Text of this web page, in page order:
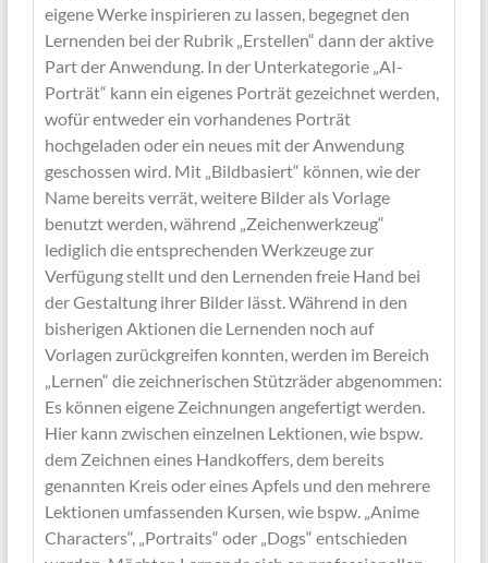
eigene Werke inspirieren zu lassen, begegnet den
Lernenden bei der Rubrik „Erstellen“ dann der aktive
Part der Anwendung. In der Unterkategorie „AI-
Porträt“ kann ein eigenes Porträt gezeichnet werden,
wofür entweder ein vorhandenes Porträt
hochgeladen oder ein neues mit der Anwendung
geschossen wird. Mit „Bildbasiert“ können, wie der
Name bereits verrät, weitere Bilder als Vorlage
benutzt werden, während „Zeichenwerkzeug“
lediglich die entsprechenden Werkzeuge zur
Verfügung stellt und den Lernenden freie Hand bei
der Gestaltung ihrer Bilder lässt. Während in den
bisherigen Aktionen die Lernenden noch auf
Vorlagen zurückgreifen konnten, werden im Bereich
„Lernen“ die zeichnerischen Stützräder abgenommen:
Es können eigene Zeichnungen angefertigt werden.
Hier kann zwischen einzelnen Lektionen, wie bspw.
dem Zeichnen eines Handkoffers, dem bereits
genannten Kreis oder eines Apfels und den mehrere
Lektionen umfassenden Kursen, wie bspw. „Anime
Characters“, „Portraits“ oder „Dogs“ entschieden